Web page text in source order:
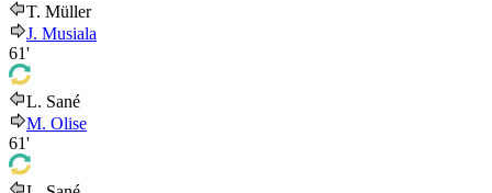
T. Müller
J. Musiala
61'
L. Sané
M. Olise
61'